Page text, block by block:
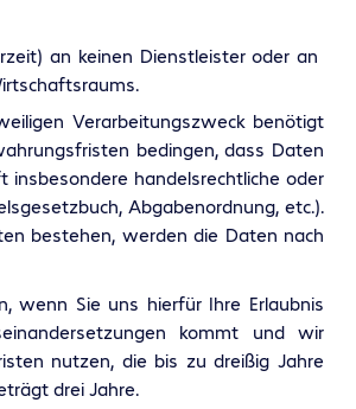
an keinen Dienstleister oder an
Verarbeitungszweck benötigt
bedingen, dass Daten
handelsrechtliche oder
Abgabenordnung, etc.).
bestehen, werden die Daten nach
wenn Sie uns hierfür Ihre Erlaubnis
kommt und wir
nutzen, die bis zu dreißig Jahre
drei Jahre.